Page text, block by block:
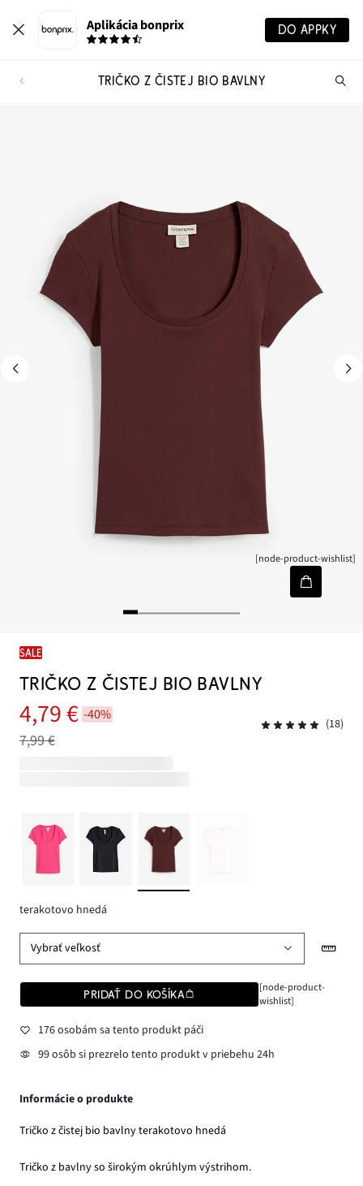
Aplikácia bonprix DO APPKY
TRIČKO Z ČISTEJ BIO BAVLNY
[node-product-wishlist]
SALE
TRIČKO Z ČISTEJ BIO BAVLNY
4,79 € -40%
7,99 €
(18)
terakotovo hnedá
Vybrať veľkosť
PRIDAŤ DO KOŠÍKA
[node-product-
wishlist]
176 osobám sa tento produkt páči
99 osôb si prezrelo tento produkt v priebehu 24h
Informácie o produkte
Tričko z čistej bio bavlny terakotovo hnedá
Tričko z bavlny so širokým okrúhlym výstrihom.